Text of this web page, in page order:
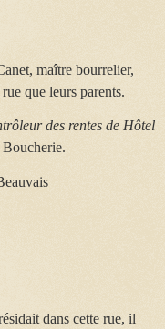
maître bourrelier,
que leurs parents.
des rentes de Hôtel
Boucherie.
dans cette rue, il